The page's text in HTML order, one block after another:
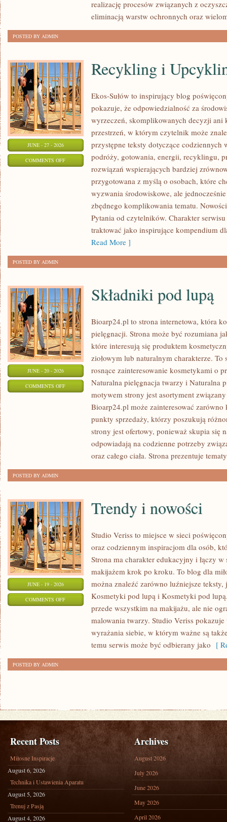
realizację procesów związanych z
eliminacją warstw ochronnych oraz
POSTED BY ADMIN
JUNE - 27 - 2026
COMMENTS OFFON
RECYKLING
UPCYKLING
Recykling i
Ekos-Sułów to inspirujący blog
pokazuje, że odpowiedzialność za
wyrzeczeń, skomplikowanych decyzji ani
przestrzeń, w którym czytelnik może
przystępne teksty dotyczące
podróży, gotowania, energii, recyklingu,
rozwiązań wspierających bardziej
przygotowana z myślą o osobach, które
wyzwania środowiskowe, ale
zbędnego komplikowania tematu.
Pytania od czytelników. Charakter
traktować jako inspirujące kompendium
Read More ]
POSTED BY ADMIN
JUNE - 20 - 2026
COMMENTS OFFON
SKŁADNIKI
Składniki pod lupą
Bioarp24.pl to strona internetowa, która
pielęgnacji. Strona może być rozumiana
które interesują się produktem
ziołowym lub naturalnym charakterze.
rosnące zainteresowanie kosmetykami o
Naturalna pielęgnacja twarzy i Naturalna
motywem strony jest asortyment
Bioarp24.pl może zainteresować
punkty sprzedaży, którzy poszukują
strony jest ofertowy, ponieważ skupia się
odpowiadają na codzienne potrzeby
oraz całego ciała. Strona prezentuje
POSTED BY ADMIN
JUNE - 19 - 2026
COMMENTS OFFON
Trendy i nowości
Studio Veriss to miejsce w sieci
oraz codziennym inspiracjom dla osób,
Strona ma charakter edukacyjny i łączy
makijażem krok po kroku. To blog dla
można znaleźć zarówno luźniejsze
Kosmetyki pod lupą i Kosmetyki pod
przede wszystkim na makijażu, ale nie
malowania twarzy. Studio Veriss
wyrażania siebie, w którym ważne są
temu serwis może być odbierany jako [
POSTED BY ADMIN
Recent Posts
Miłosne Inspiracje
August 6, 2026
Technika i Ustawienia Aparatu
August 5, 2026
Trenuj z Pasją
August 4, 2026
Archives
August 2026
July 2026
June 2026
May 2026
April 2026